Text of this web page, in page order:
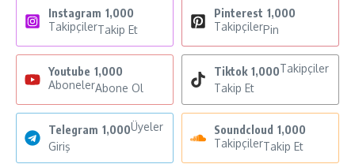
Instagram 1,000
TakipçilerTakip Et
Pinterest 1,000
TakipçilerPin
Youtube 1,000
AbonelerAbone Ol
Tiktok 1,000Takipçiler
Takip Et
Telegram 1,000Üyeler
Giriş
Soundcloud 1,000
TakipçilerTakip Et